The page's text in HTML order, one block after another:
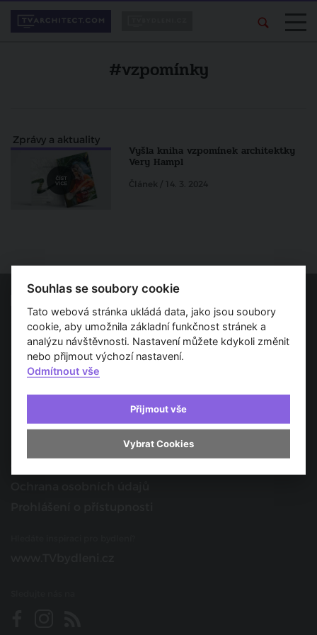
#vzpomínky
Zprávy a aktuality
Vyšla kniha vzpomínek architektky
Very Hampl
Článek / 14. 3. 2024
Spojujeme svět architektury
O nás
Provozovatel
Kontakt
Spolupracujte s námi
Souhlas se soubory cookie
Tato webová stránka ukládá data, jako jsou soubory
cookie, aby umožnila základní funkčnost stránek a
analýzu návštěvnosti. Nastavení můžete kdykoli změnit
nebo přijmout výchozí nastavení.
Odmítnout vše
Přijmout vše
Vybrat Cookies